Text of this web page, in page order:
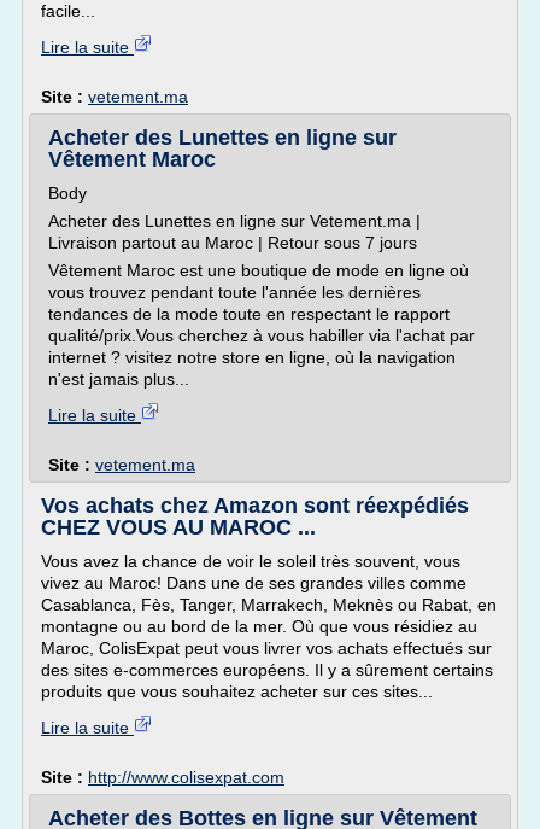
facile...
Lire la suite
Site : vetement.ma
Acheter des Lunettes en ligne sur
Vêtement Maroc
Body
Acheter des Lunettes en ligne sur Vetement.ma |
Livraison partout au Maroc | Retour sous 7 jours
Vêtement Maroc est une boutique de mode en ligne où
vous trouvez pendant toute l'année les dernières
tendances de la mode toute en respectant le rapport
qualité/prix.Vous cherchez à vous habiller via l'achat par
internet ? visitez notre store en ligne, où la navigation
n'est jamais plus...
Lire la suite
Site : vetement.ma
Vos achats chez Amazon sont réexpédiés
CHEZ VOUS AU MAROC ...
Vous avez la chance de voir le soleil très souvent, vous
vivez au Maroc! Dans une de ses grandes villes comme
Casablanca, Fès, Tanger, Marrakech, Meknès ou Rabat, en
montagne ou au bord de la mer. Où que vous résidiez au
Maroc, ColisExpat peut vous livrer vos achats effectués sur
des sites e-commerces européens. Il y a sûrement certains
produits que vous souhaitez acheter sur ces sites...
Lire la suite
Site : http://www.colisexpat.com
Acheter des Bottes en ligne sur Vêtement